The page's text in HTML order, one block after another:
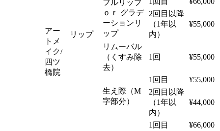
アー
トメ
イク/
四ツ
橋院
リップ
フルリップ
ｏｒ グラデ
ーションリ
ップ
2回目以降
（1年以
内）
¥55,000
リムーバル
（くすみ除
去）
1回 ¥55,000
生え際（M
字部分）
1回目
¥55,000
2回目以降
（1年以
内）
¥44,000
1回目
¥66,000